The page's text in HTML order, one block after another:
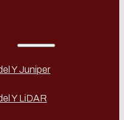
Y Juniper
Y LiDAR